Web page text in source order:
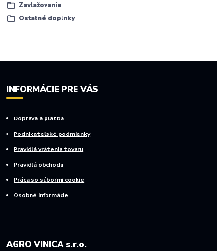
Zavlažovanie
Ostatné doplnky
INFORMÁCIE PRE VÁS
Doprava a platba
Podnikateľské podmienky
Pravidlá vrátenia tovaru
Pravidlá obchodu
Práca so súbormi cookie
Osobné informácie
AGRO VINICA s.r.o.